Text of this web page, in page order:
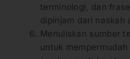
terminologi, dan
dipinjam dari naskah
Menuliskan sumber
untuk mempermudah